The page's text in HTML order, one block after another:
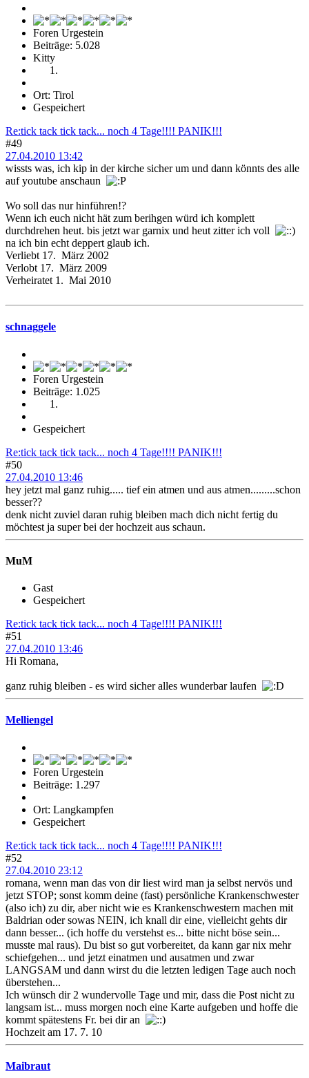
Foren Urgestein
Beiträge: 5.028
Kitty
Ort: Tirol
Gespeichert
Re:tick tack tick tack... noch 4 Tage!!!! PANIK!!!
#49
27.04.2010 13:42
wissts was, ich kip in der kirche sicher um und dann könnts des alle
auf youtube anschaun
Wo soll das nur hinführen!?
Wenn ich euch nicht hät zum berihgen würd ich komplett
durchdrehen heut. bis jetzt war garnix und heut zitter ich voll
na ich bin echt deppert glaub ich.
Verliebt 17. März 2002
Verlobt 17. März 2009
Verheiratet 1. Mai 2010
schnaggele
Foren Urgestein
Beiträge: 1.025
Gespeichert
Re:tick tack tick tack... noch 4 Tage!!!! PANIK!!!
#50
27.04.2010 13:46
hey jetzt mal ganz ruhig..... tief ein atmen und aus atmen.........schon
besser??
denk nicht zuviel daran ruhig bleiben mach dich nicht fertig du
möchtest ja super bei der hochzeit aus schaun.
MuM
Gast
Gespeichert
Re:tick tack tick tack... noch 4 Tage!!!! PANIK!!!
#51
27.04.2010 13:46
Hi Romana,
ganz ruhig bleiben - es wird sicher alles wunderbar laufen
Melliengel
Foren Urgestein
Beiträge: 1.297
Ort: Langkampfen
Gespeichert
Re:tick tack tick tack... noch 4 Tage!!!! PANIK!!!
#52
27.04.2010 23:12
romana, wenn man das von dir liest wird man ja selbst nervös und
jetzt STOP; sonst komm deine (fast) persönliche Krankenschwester
(also ich) zu dir, aber nicht wie es Krankenschwestern machen mit
Baldrian oder sowas NEIN, ich knall dir eine, vielleicht gehts dir
dann besser... (ich hoffe du verstehst es... bitte nicht böse sein...
musste mal raus). Du bist so gut vorbereitet, da kann gar nix mehr
schiefgehen... und jetzt einatmen und ausatmen und zwar
LANGSAM und dann wirst du die letzten ledigen Tage auch noch
überstehen...
Ich wünsch dir 2 wundervolle Tage und mir, dass die Post nicht zu
langsam ist... muss morgen noch eine Karte aufgeben und hoffe die
kommt spätestens Fr. bei dir an
Hochzeit am 17. 7. 10
Maibraut